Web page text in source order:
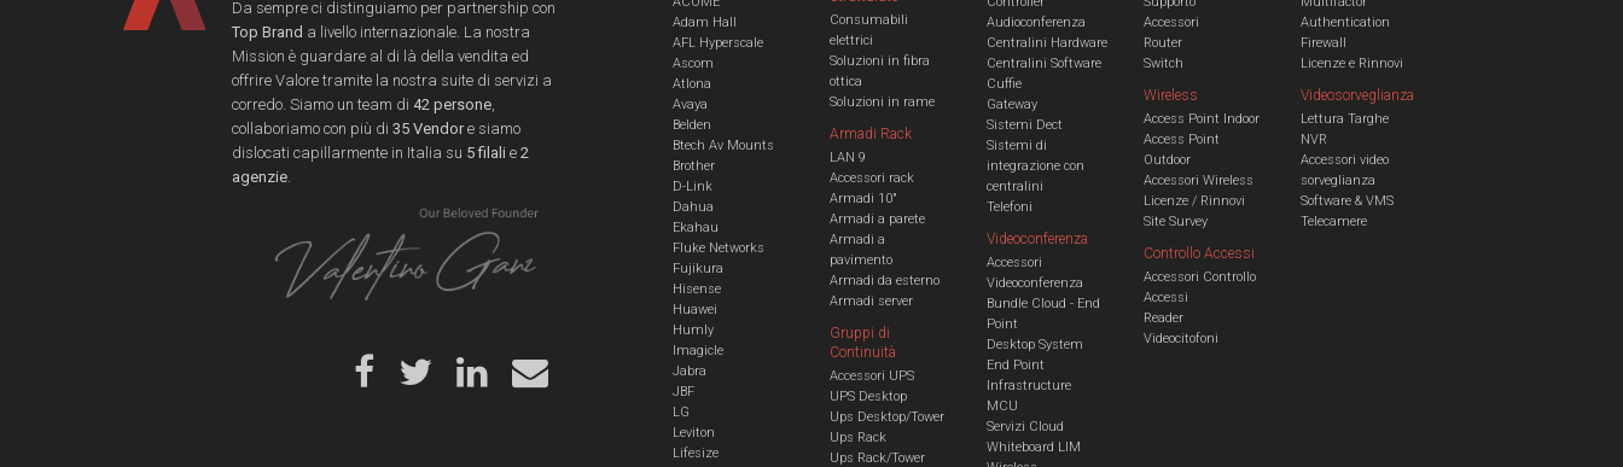
Da sempre ci distinguiamo per partnership con
Top Brand a livello internazionale. La nostra
Mission è guardare al di là della vendita ed
offrire Valore tramite la nostra suite di servizi a
corredo. Siamo un team di 42 persone,
collaboriamo con più di 35 Vendore siamo
dislocati capillarmente in Italia su 5 filali e 2
agenzie.
Adam Hall
AFL Hyperscale
Ascom
Atlona
Avaya
Belden
Btech Av Mounts
Brother
D-Link
Dahua
Ekahau
Fluke Networks
Fujikura
Hisense
Huawei
Humly
Imagicle
Jabra
JBF
LG
Leviton
Lifesize
Consumabili
elettrici
Soluzioni in fibra
ottica
Soluzioni in rame
Armadi Rack
LAN 9
Accessori rack
Armadi 10"
Armadi a parete
Armadi a
pavimento
Armadi da esterno
Armadi server
Gruppi di
Continuità
Accessori UPS
UPS Desktop
Ups Desktop/Tower
Ups Rack
Ups Rack/Tower
Audioconferenza
Centralini Hardware
Centralini Software
Cuffie
Gateway
Sistemi Dect
Sistemi di
integrazione con
centralini
Telefoni
Videoconferenza
Accessori
Videoconferenza
Bundle Cloud - End
Point
Desktop System
End Point
Infrastructure
MCU
Servizi Cloud
Whiteboard LIM
Accessori
Router
Switch
Wireless
Access Point Indoor
Access Point
Outdoor
Accessori Wireless
Licenze / Rinnovi
Site Survey
Authentication
Firewall
Licenze e Rinnovi
Videosorveglianza
Lettura Targhe
NVR
Accessori video
sorveglianza
Software & VMS
Telecamere
Controllo Accessi
Accessori Controllo
Accessi
Reader
Videocitofoni